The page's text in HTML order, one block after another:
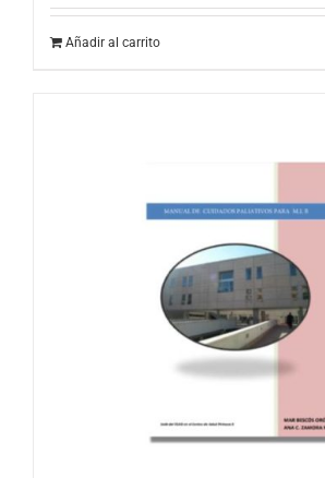
Añadir al carrito